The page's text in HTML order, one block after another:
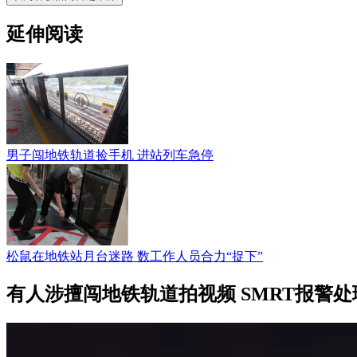
延伸阅读
男子闯地铁轨道捡手机 进站列车急停
松鼠在地铁站月台迷路 数工作人员合力“捉下”
有人涉擅闯地铁轨道拍视频 SMRT报警处